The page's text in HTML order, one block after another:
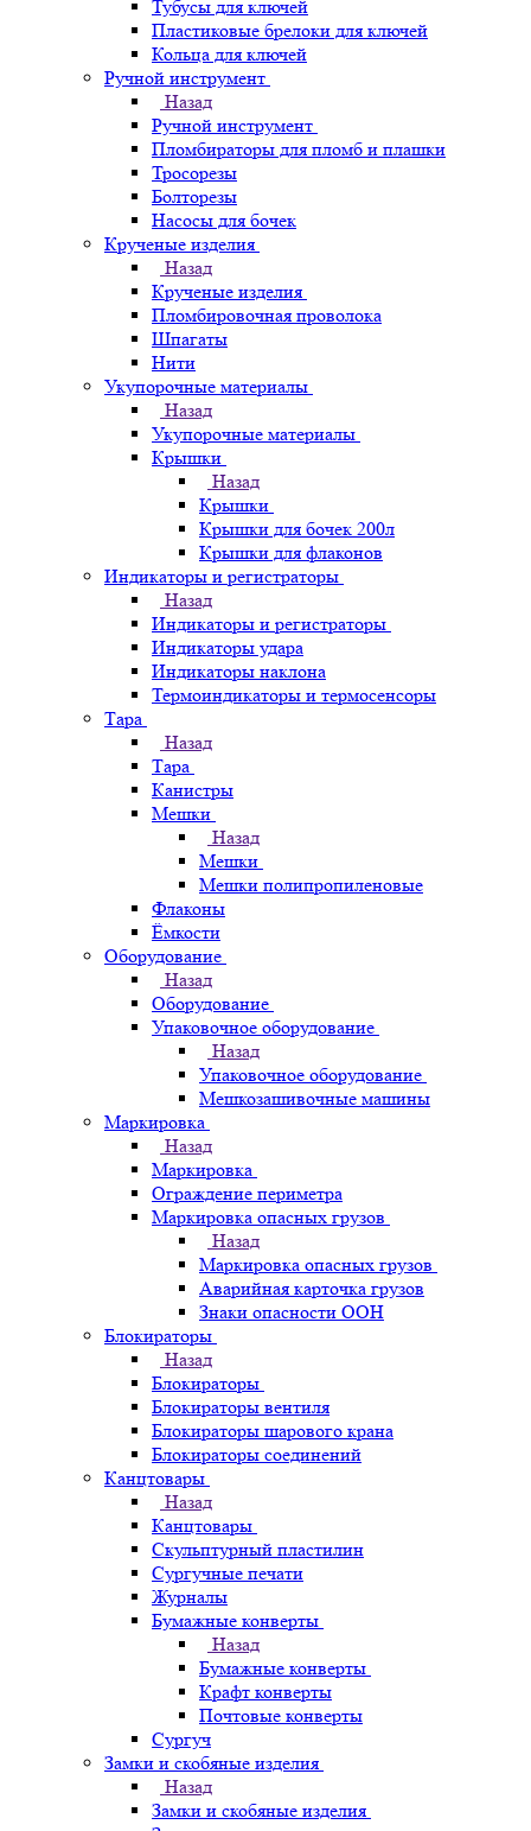
Тубусы для ключей
Пластиковые брелоки для ключей
Кольца для ключей
Ручной инструмент
Назад
Ручной инструмент
Пломбираторы для пломб и плашки
Тросорезы
Болторезы
Насосы для бочек
Крученые изделия
Назад
Крученые изделия
Пломбировочная проволока
Шпагаты
Нити
Укупорочные материалы
Назад
Укупорочные материалы
Крышки
Назад
Крышки
Крышки для бочек 200л
Крышки для флаконов
Индикаторы и регистраторы
Назад
Индикаторы и регистраторы
Индикаторы удара
Индикаторы наклона
Термоиндикаторы и термосенсоры
Тара
Назад
Тара
Канистры
Мешки
Назад
Мешки
Мешки полипропиленовые
Флаконы
Ёмкости
Оборудование
Назад
Оборудование
Упаковочное оборудование
Назад
Упаковочное оборудование
Мешкозашивочные машины
Маркировка
Назад
Маркировка
Ограждение периметра
Маркировка опасных грузов
Назад
Маркировка опасных грузов
Аварийная карточка грузов
Знаки опасности ООН
Блокираторы
Назад
Блокираторы
Блокираторы вентиля
Блокираторы шарового крана
Блокираторы соединений
Канцтовары
Назад
Канцтовары
Скульптурный пластилин
Сургучные печати
Журналы
Бумажные конверты
Назад
Бумажные конверты
Крафт конверты
Почтовые конверты
Сургуч
Замки и скобяные изделия
Назад
Замки и скобяные изделия